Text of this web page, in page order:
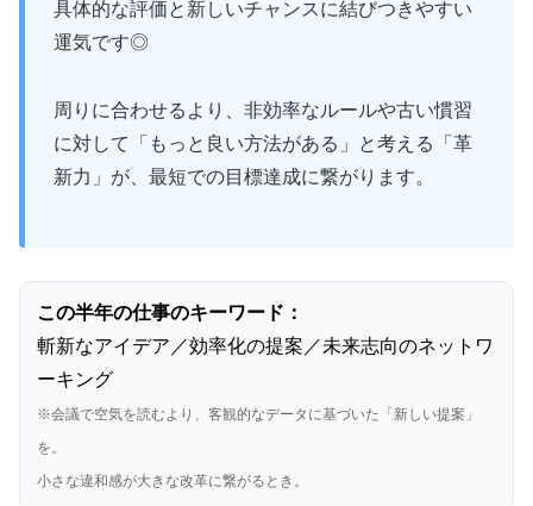
具体的な評価と新しいチャンスに結びつきやすい
運気です◎
周りに合わせるより、非効率なルールや古い慣習
に対して「もっと良い方法がある」と考える「革
新力」が、最短での目標達成に繋がります。
この半年の仕事のキーワード：
斬新なアイデア／効率化の提案／未来志向のネットワ
ーキング
※会議で空気を読むより、客観的なデータに基づいた「新しい提案」
を。
小さな違和感が大きな改革に繋がるとき。